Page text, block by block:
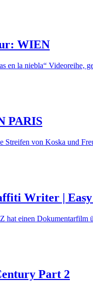
WIEN
en la niebla“ Videoreihe,
PARIS
Streifen von Koska und
Writer |
einen Dokumentarfilm
Part 2